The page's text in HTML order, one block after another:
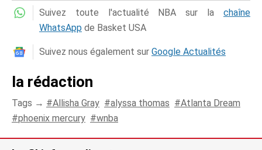
Suivez toute l'actualité NBA sur la chaîne
WhatsApp de Basket USA
Suivez nous également sur Google Actualités
la rédaction
Tags → Allisha Gray alyssa thomas
Atlanta Dream
phoenix mercury
wnba